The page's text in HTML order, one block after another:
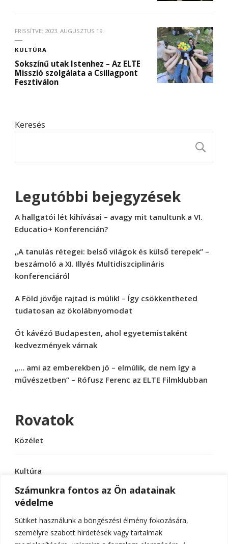
Számunkra fontos az Ön adatainak
védelme
Sütiket használunk a böngészési élmény fokozására,
személyre szabott hirdetések vagy tartalmak
FRISSÍTVE: 2023. AUGUSZTUS 19.
KULTÚRA
Sokszínű utak Istenhez – Az ELTE
Misszió szolgálata a Csillagpont
Fesztiválon
Keresés
Legutóbbi bejegyzések
A hallgatói lét kihívásai – avagy mit tanultunk a VI.
Educatio+ Konferencián?
„A tanulás rétegei: belső világok és külső terepek” –
beszámoló a XI. Illyés Multidiszciplináris
konferenciáról
A Föld jövője rajtad is múlik! – Így csökkentheted
tudatosan az ökolábnyomodat
Öt kávézó Budapesten, ahol egyetemistaként
kedvezmények várnak
„… ami az emberekben jó – elmúlik, de nem így a
művészetben” – Rófusz Ferenc az ELTE Filmklubban
Rovatok
Közélet
Kultúra
Sport
Tudomány